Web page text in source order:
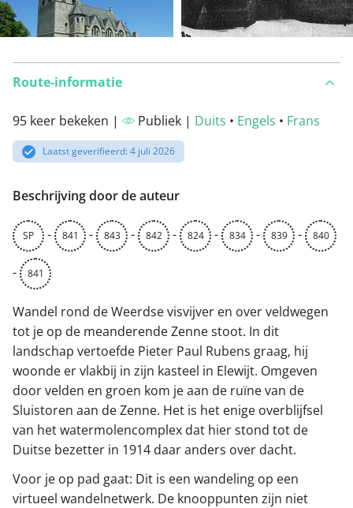
Route-informatie
95 keer bekeken | Publiek | Duits • Engels • Frans
Laatst geverifieerd: 4 juli 2026
Beschrijving door de auteur
SP - 841 - 843 - 842 - 824 - 834 - 839 - 840
- 841
Wandel rond de Weerdse visvijver en over veldwegen
tot je op de meanderende Zenne stoot. In dit
landschap vertoefde Pieter Paul Rubens graag, hij
woonde er vlakbij in zijn kasteel in Elewijt. Omgeven
door velden en groen kom je aan de ruïne van de
Sluistoren aan de Zenne. Het is het enige overblijfsel
van het watermolencomplex dat hier stond tot de
Duitse bezetter in 1914 daar anders over dacht.
Voor je op pad gaat: Dit is een wandeling op een
virtueel wandelnetwerk. De knooppunten zijn niet